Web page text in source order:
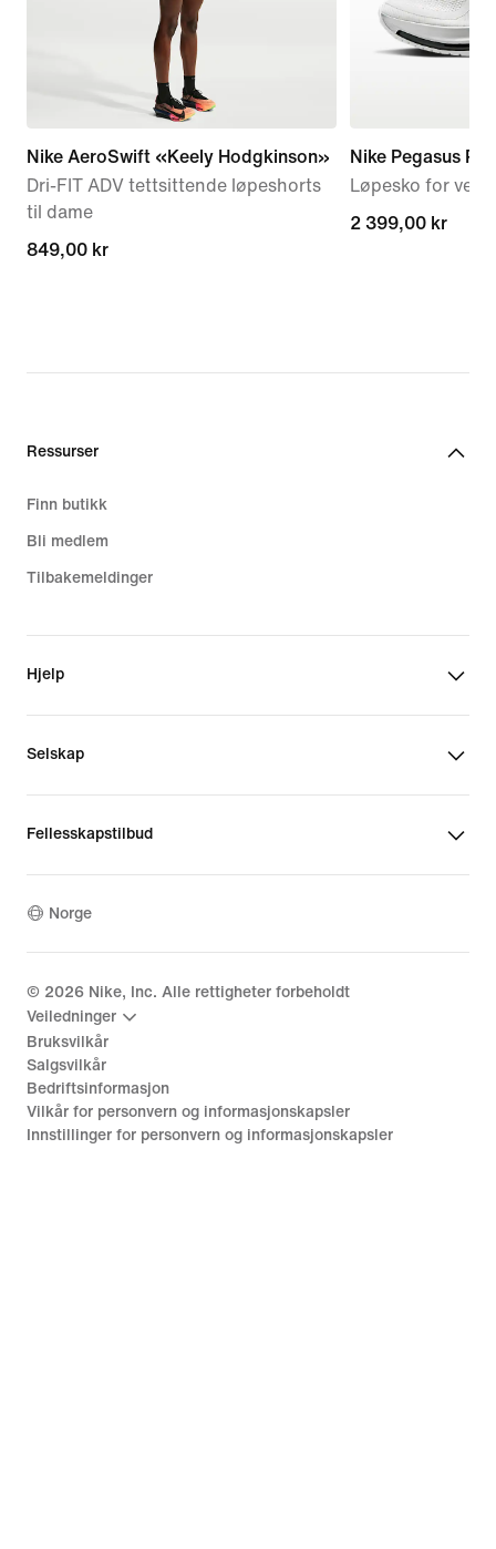
Nike AeroSwift «Keely Hodgkinson»
Dri-FIT ADV tettsittende løpeshorts
til dame
849,00 kr
849,00 kr
Nike Pegasus
Løpesko for vei
2 399,00 kr
2 399,00 kr
Ressurser
Finn butikk
Bli medlem
Tilbakemeldinger
Hjelp
Selskap
Fellesskapstilbud
Norge
© 2026 Nike, Inc. Alle rettigheter forbeholdt
Veiledninger
Bruksvilkår
Salgsvilkår
Bedriftsinformasjon
Vilkår for personvern og informasjonskapsler
Innstillinger for personvern og informasjonskapsler